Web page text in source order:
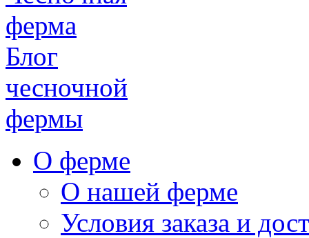
Блог
чесночной
фермы
О ферме
О нашей ферме
Условия заказа и